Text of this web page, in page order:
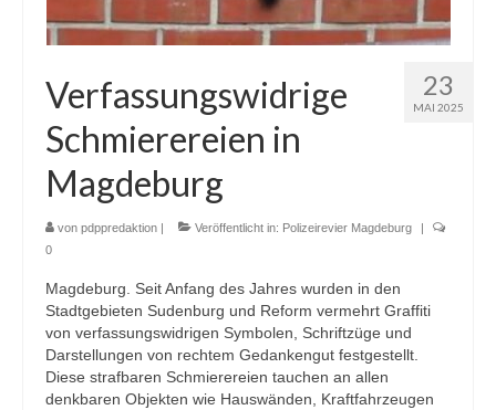
23
MAI 2025
Verfassungswidrige
Schmierereien in
Magdeburg
von pdppredaktion Veröffentlicht in: Polizeirevier Magdeburg
0
Magdeburg. Seit Anfang des Jahres wurden in den
Stadtgebieten Sudenburg und Reform vermehrt Graffiti
von verfassungswidrigen Symbolen, Schriftzüge und
Darstellungen von rechtem Gedankengut festgestellt.
Diese strafbaren Schmierereien tauchen an allen
denkbaren Objekten wie Hauswänden, Kraftfahrzeugen